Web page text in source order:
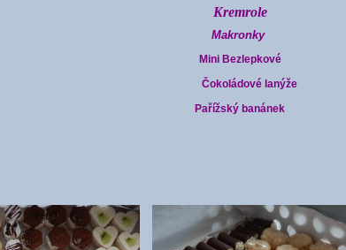
Kremrole
Makronky
Mini Bezlepkové
Čokoládové lanýže
Pařížský banánek